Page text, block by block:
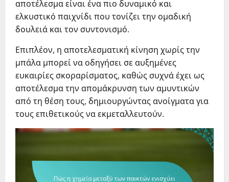
αποτέλεσμα είναι ένα πιο δυναμικό και
ελκυστικό παιχνίδι που τονίζει την ομαδική
δουλειά και τον συντονισμό.
Επιπλέον, η αποτελεσματική κίνηση χωρίς την
μπάλα μπορεί να οδηγήσει σε αυξημένες
ευκαιρίες σκοραρίσματος, καθώς συχνά έχει ως
αποτέλεσμα την απομάκρυνση των αμυντικών
από τη θέση τους, δημιουργώντας ανοίγματα για
τους επιθετικούς να εκμεταλλευτούν.